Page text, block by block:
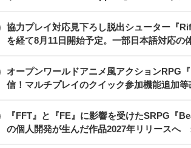
協力プレイ対応見下ろし脱出シューター『
を経て8月11日開始予定。一部日本語対応の
オープンワールドアニメ風アクションRPG
信！マルチプレイのクイック参加機能追加
『FFT』と『FE』に影響を受けたSRPG『
の個人開発が生んだ作品2027年リリースへ